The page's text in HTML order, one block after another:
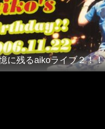
に残るaikoライブ２！！